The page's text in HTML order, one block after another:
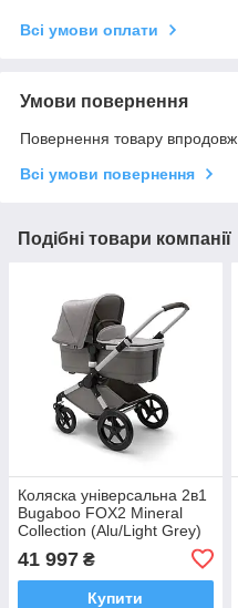
Всі умови оплати
Умови повернення
Повернення товару
Всі умови повернення
Подібні товари компанії
Коляска універсальна 2в1
Bugaboo FOX2 Mineral
Collection (Alu/Light Grey)
41 997 ₴
Купити